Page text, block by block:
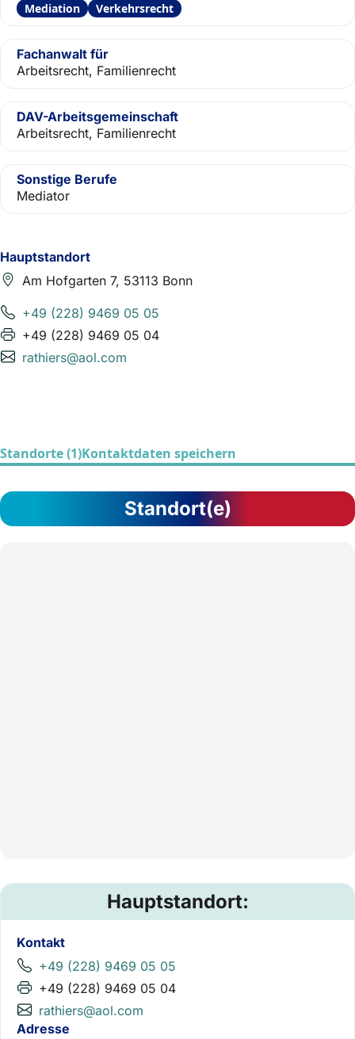
Hauptstandort
Am Hofgarten 7, 53113 Bonn
+49 (228) 9469 05 05
+49 (228) 9469 05 04
rathiers@aol.com
Mediation
Verkehrsrecht
Fachanwalt für
Arbeitsrecht, Familienrecht
DAV-Arbeitsgemeinschaft
Arbeitsrecht, Familienrecht
Sonstige Berufe
Mediator
Standorte (1)Kontaktdaten speichern
Standort(e)
Hauptstandort:
Kontakt
+49 (228) 9469 05 05
+49 (228) 9469 05 04
rathiers@aol.com
Adresse